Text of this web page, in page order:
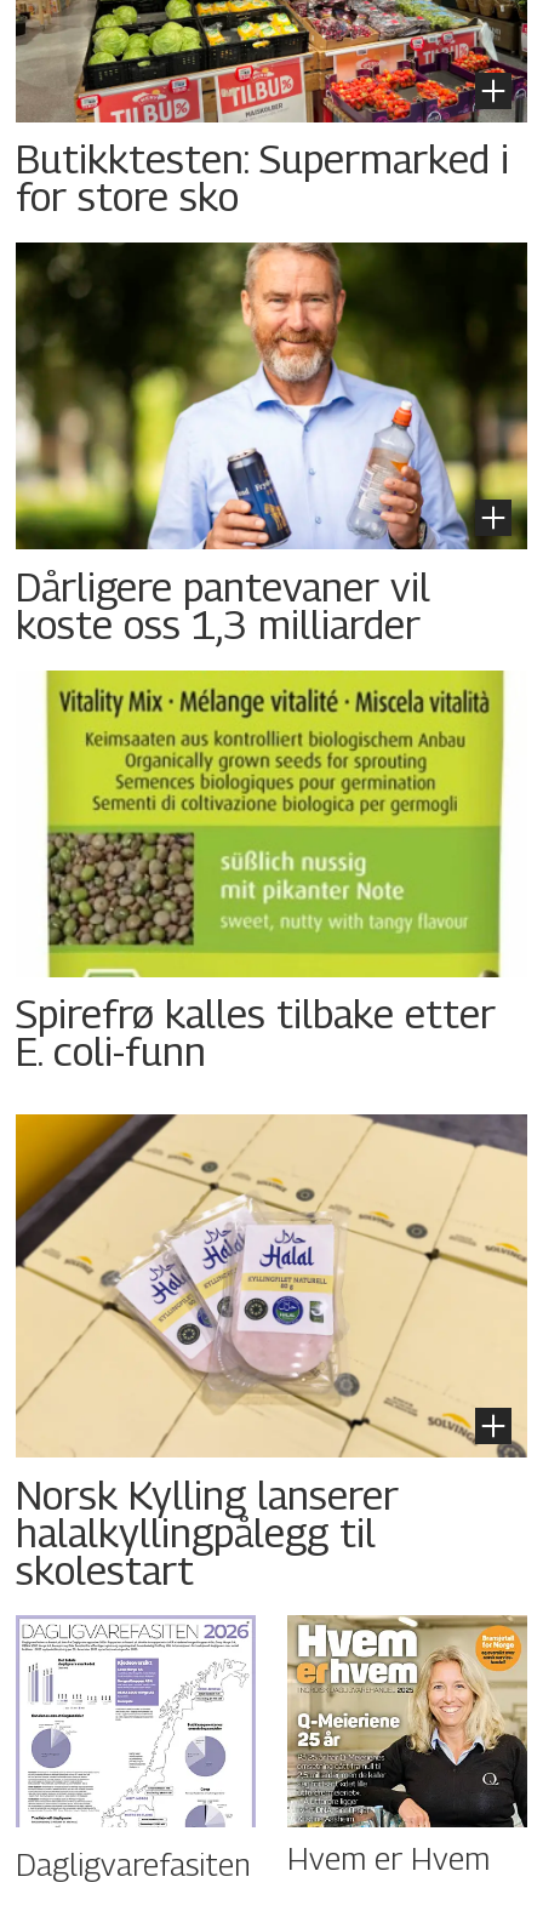
Butikktesten: Supermarked i
for store sko
Dårligere pantevaner vil
koste oss 1,3 milliarder
Spirefrø kalles tilbake etter
E. coli-funn
Norsk Kylling lanserer
halalkyllingpålegg til
skolestart
Dagligvarefasiten Hvem er Hvem